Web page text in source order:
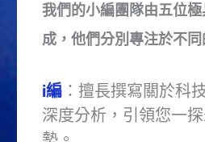
我們的小編團隊由五位
成，他們分別專注於不同
i編：擅長撰寫關於科
深度分析，引領您一